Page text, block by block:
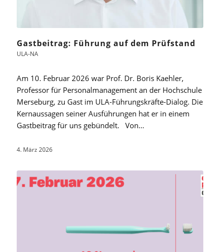
Gastbeitrag: Führung auf dem Prüfstand
ULA-NA
Am 10. Februar 2026 war Prof. Dr. Boris Kaehler,
Professor für Personalmanagement an der Hochschule
Merseburg, zu Gast im ULA-Führungskräfte-Dialog. Die
Kernaussagen seiner Ausführungen hat er in einem
Gastbeitrag für uns gebündelt. Von…
4. März 2026